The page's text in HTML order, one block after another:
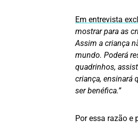
Em entrevista
mostrar para as
Assim a criança
mundo. Poderá
quadrinhos,
criança, ensinará
ser benéfica.”
Por essa razão e